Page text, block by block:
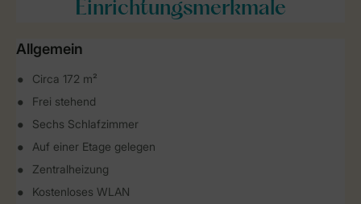
Einrichtungsmerkmale
Allgemein
Circa 172 m²
Frei stehend
Sechs Schlafzimmer
Auf einer Etage gelegen
Zentralheizung
Kostenloses WLAN